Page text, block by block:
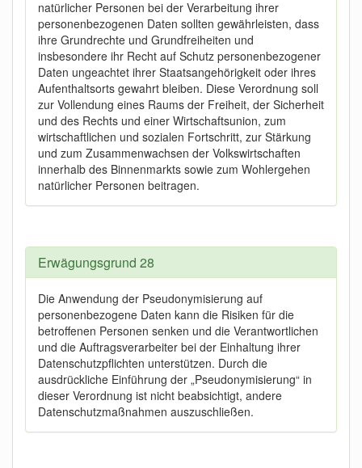
natürlicher Personen bei der Verarbeitung ihrer
personenbezogenen Daten sollten gewährleisten, dass
ihre Grundrechte und Grundfreiheiten und
insbesondere ihr Recht auf Schutz personenbezogener
Daten ungeachtet ihrer Staatsangehörigkeit oder ihres
Aufenthaltsorts gewahrt bleiben. Diese Verordnung soll
zur Vollendung eines Raums der Freiheit, der Sicherheit
und des Rechts und einer Wirtschaftsunion, zum
wirtschaftlichen und sozialen Fortschritt, zur Stärkung
und zum Zusammenwachsen der Volkswirtschaften
innerhalb des Binnenmarkts sowie zum Wohlergehen
natürlicher Personen beitragen.
Erwägungsgrund 28
Die Anwendung der Pseudonymisierung auf
personenbezogene Daten kann die Risiken für die
betroffenen Personen senken und die Verantwortlichen
und die Auftragsverarbeiter bei der Einhaltung ihrer
Datenschutzpflichten unterstützen. Durch die
ausdrückliche Einführung der „Pseudonymisierung“ in
dieser Verordnung ist nicht beabsichtigt, andere
Datenschutzmaßnahmen auszuschließen.